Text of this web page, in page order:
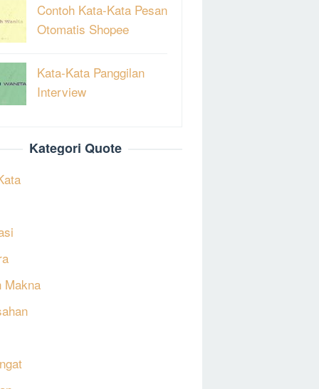
Contoh Kata-Kata Pesan
Otomatis Shopee
Kata-Kata Panggilan
Interview
Kategori Quote
Makna